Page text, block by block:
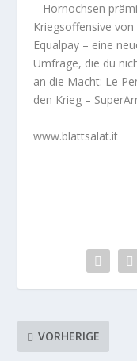
– Hornochsen
Kriegsoffensive
Equalpay – eine
Umfrage, die du
an die Macht: Le
den Krieg –
www.blattsalat.it
VORHERIGE